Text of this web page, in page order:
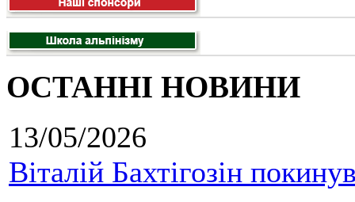
ОСТАННІ НОВИНИ
13/05/2026
Віталій Бахтігозін